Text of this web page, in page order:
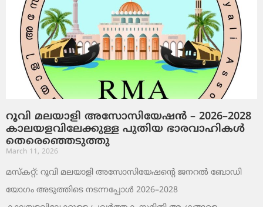
റൂവി മലയാളി അസോസിയേഷൻ – 2026–2028
കാലയളവിലേക്കുള്ള പുതിയ ഭാരവാഹികൾ
തെരെഞ്ഞെടുത്തു
March 11, 2026
മസ്കറ്റ്: റൂവി മലയാളി അസോസിയേഷന്റെ ജനറൽ ബോഡി
യോഗം അടുത്തിടെ നടന്നപ്പോൾ 2026–2028